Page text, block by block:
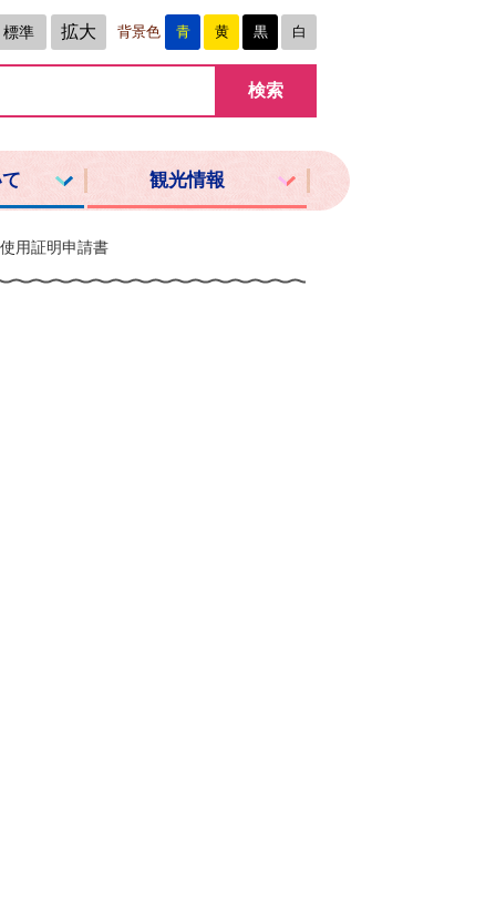
標準 拡大 背景色 青 黄 黒 白
観光情報
用証明申請書